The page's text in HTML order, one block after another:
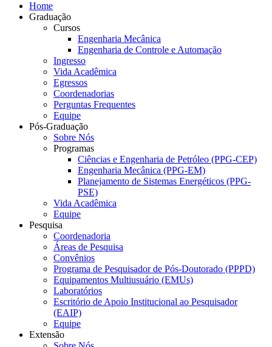
Home
Graduação
Cursos
Engenharia Mecânica
Engenharia de Controle e Automação
Ingresso
Vida Acadêmica
Egressos
Coordenadorias
Perguntas Frequentes
Equipe
Pós-Graduação
Sobre Nós
Programas
Ciências e Engenharia de Petróleo (PPG-CEP)
Engenharia Mecânica (PPG-EM)
Planejamento de Sistemas Energéticos (PPG-
PSE)
Vida Acadêmica
Equipe
Pesquisa
Coordenadoria
Áreas de Pesquisa
Convênios
Programa de Pesquisador de Pós-Doutorado (PPPD)
Equipamentos Multiusuário (EMUs)
Laboratórios
Escritório de Apoio Institucional ao Pesquisador
(EAIP)
Equipe
Extensão